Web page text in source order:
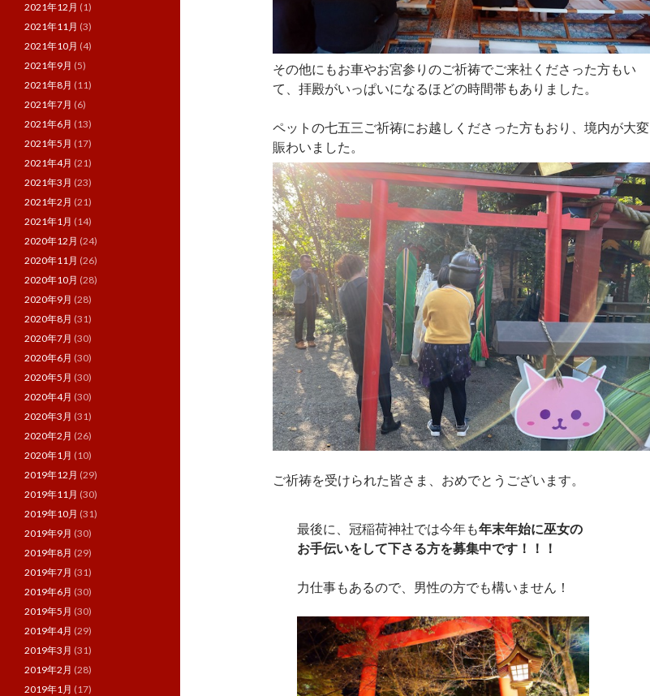
その他にもお車やお宮参りのご祈祷でご来社くださった方もい
て、拝殿がいっぱいになるほどの時間帯もありました。
ペットの七五三ご祈祷にお越しくださった方もおり、境内が大変
賑わいました。
ご祈祷を受けられた皆さま、おめでとうございます。
最後に、冠稲荷神社では今年も年末年始に巫女の
お手伝いをして下さる方を募集中です！！！
力仕事もあるので、男性の方でも構いません！
2021年12月 (1)
2021年11月 (3)
2021年10月 (4)
2021年9月 (5)
2021年8月 (11)
2021年7月 (6)
2021年6月 (13)
2021年5月 (17)
2021年4月 (21)
2021年3月 (23)
2021年2月 (21)
2021年1月 (14)
2020年12月 (24)
2020年11月 (26)
2020年10月 (28)
2020年9月 (28)
2020年8月 (31)
2020年7月 (30)
2020年6月 (30)
2020年5月 (30)
2020年4月 (30)
2020年3月 (31)
2020年2月 (26)
2020年1月 (10)
2019年12月 (29)
2019年11月 (30)
2019年10月 (31)
2019年9月 (30)
2019年8月 (29)
2019年7月 (31)
2019年6月 (30)
2019年5月 (30)
2019年4月 (29)
2019年3月 (31)
2019年2月 (28)
2019年1月 (17)